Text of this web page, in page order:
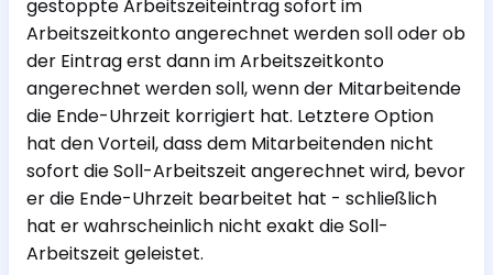
gestoppte Arbeitszeiteintrag sofort im
Arbeitszeitkonto angerechnet werden soll oder ob
der Eintrag erst dann im Arbeitszeitkonto
angerechnet werden soll, wenn der Mitarbeitende
die Ende-Uhrzeit korrigiert hat. Letztere Option
hat den Vorteil, dass dem Mitarbeitenden nicht
sofort die Soll-Arbeitszeit angerechnet wird, bevor
er die Ende-Uhrzeit bearbeitet hat - schließlich
hat er wahrscheinlich nicht exakt die Soll-
Arbeitszeit geleistet.